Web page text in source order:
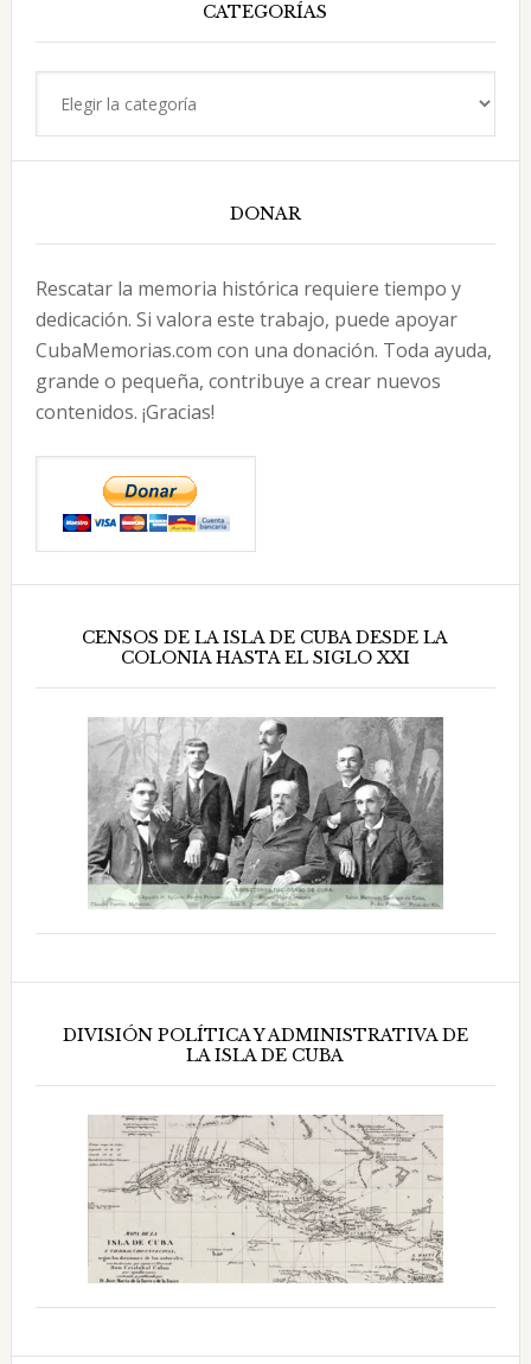
CATEGORÍAS
DONAR
Rescatar la memoria histórica requiere tiempo y
dedicación. Si valora este trabajo, puede apoyar
CubaMemorias.com con una donación. Toda ayuda,
grande o pequeña, contribuye a crear nuevos
contenidos. ¡Gracias!
CENSOS DE LA ISLA DE CUBA DESDE LA
COLONIA HASTA EL SIGLO XXI
DIVISIÓN POLÍTICA Y ADMINISTRATIVA DE
LA ISLA DE CUBA